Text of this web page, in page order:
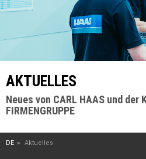
AKTUELLES
Neues von CARL HAAS und der
FIRMENGRUPPE
DE Aktuelles